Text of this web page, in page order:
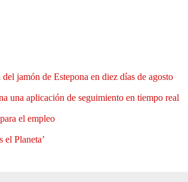
jamón de Estepona en diez días de agosto
una aplicación de seguimiento en tiempo real
el empleo
el Planeta’